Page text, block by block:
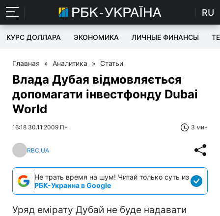
RU
КУРС ДОЛЛАРА ЭКОНОМИКА ЛИЧНЫЕ ФИНАНСЫ
Главная » Аналитика » Статьи
Влада Дубая відмовляється
допомагати інвестфонду Dubai
World
16:18 30.11.2009 Пн 3 мин
RBC.UA
Не трать время на шум! Читай только суть из
РБК-Украина в Google
Уряд емірату Дубай не буде надавати